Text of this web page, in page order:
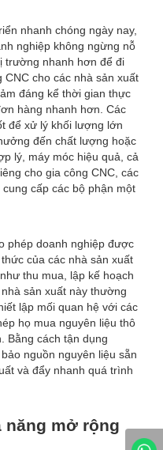
nhanh chóng ngày nay,
nghiệp không ngừng nỗ
trường nhanh hơn để đi
cho các nhà sản xuất
đáng kể thời gian thực
hàng nhanh hơn. Các
để xử lý khối lượng lớn
đến chất lượng hoặc
lý, máy móc hiệu quả, cả
cho gia công CNC, các
cấp các bộ phận một
phép doanh nghiệp được
của các nhà sản xuất
thu mua, lập kế hoạch
sản xuất này thường
lập mối quan hệ với các
họ mua nguyên liệu thô
Bằng cách tận dụng
nguồn nguyên liệu sẵn
và đẩy nhanh quá trình
năng mở rộng